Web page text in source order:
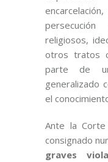
religiosos,
otros tratos
parte de
generalizado
el
Ante la Corte
consignado
graves